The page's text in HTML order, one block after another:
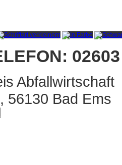
Abfallwirtschaft
56130 Bad Ems